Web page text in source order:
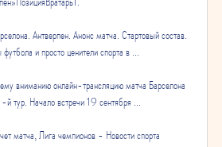
Антверпен. Анонс матча. Стартовый состав.
и просто ценители спорта в ...
вниманию онлайн-трансляцию матча Барселона
тур. Начало встречи 19 сентября ...
матча, Лига чемпионов - Новости спорта